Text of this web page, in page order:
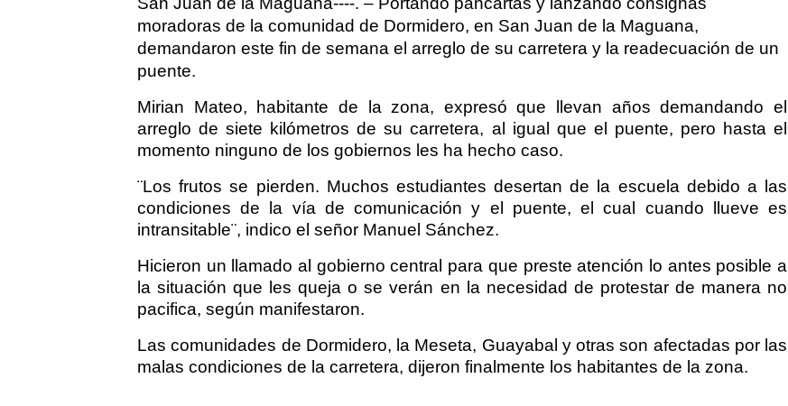
moradoras de la comunidad de Dormidero, en San Juan de la Maguana,
demandaron este fin de semana el arreglo de su carretera y la readecuación de un
puente.
Mirian Mateo, habitante de la zona, expresó que llevan años demandando el
arreglo de siete kilómetros de su carretera, al igual que el puente, pero hasta el
momento ninguno de los gobiernos les ha hecho caso.
¨Los frutos se pierden. Muchos estudiantes desertan de la escuela debido a las
condiciones de la vía de comunicación y el puente, el cual cuando llueve es
intransitable¨, indico el señor Manuel Sánchez.
Hicieron un llamado al gobierno central para que preste atención lo antes posible a
la situación que les queja o se verán en la necesidad de protestar de manera no
pacifica, según manifestaron.
Las comunidades de Dormidero, la Meseta, Guayabal y otras son afectadas por las
malas condiciones de la carretera, dijeron finalmente los habitantes de la zona.